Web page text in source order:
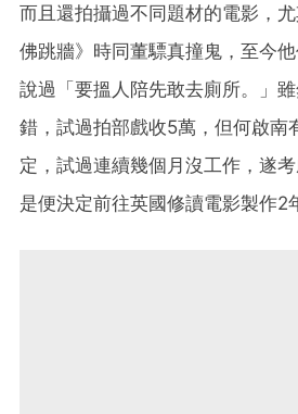
而且還拍攝過不同題材的電影，
佛跳牆》時同董驃真撞鬼，至今
說過「要搵人陪先敢去廁所。」
錯，試過拍部戲收5萬，但何啟南
定，試過連續幾個月沒工作，遂
是便決定前往英國修讀電影製作2